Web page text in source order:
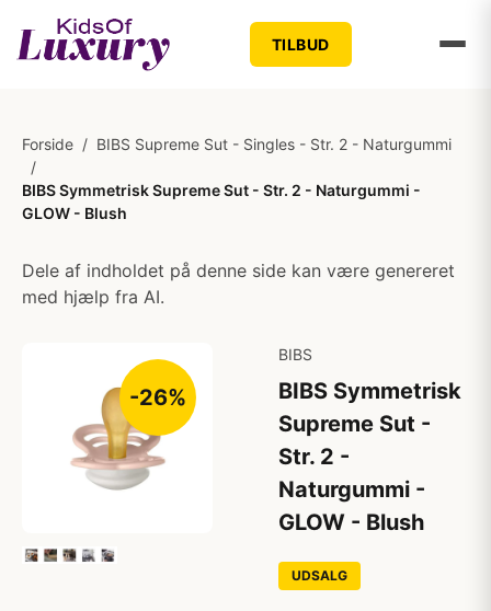
TILBUD
Forside / BIBS Supreme Sut - Singles - Str. 2 - Naturgummi
/
BIBS Symmetrisk Supreme Sut - Str. 2 - Naturgummi -
GLOW - Blush
Dele af indholdet på denne side kan være genereret
med hjælp fra AI.
-26%
BIBS
BIBS Symmetrisk
Supreme Sut -
Str. 2 -
Naturgummi -
GLOW - Blush
UDSALG